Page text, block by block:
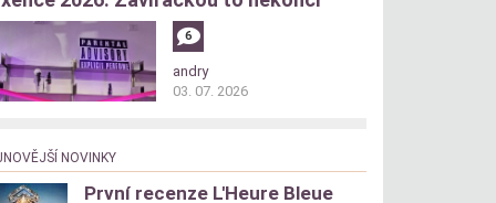
6
andry
03. 07. 2026
NOVINKY
První recenze L'Heure Bleue